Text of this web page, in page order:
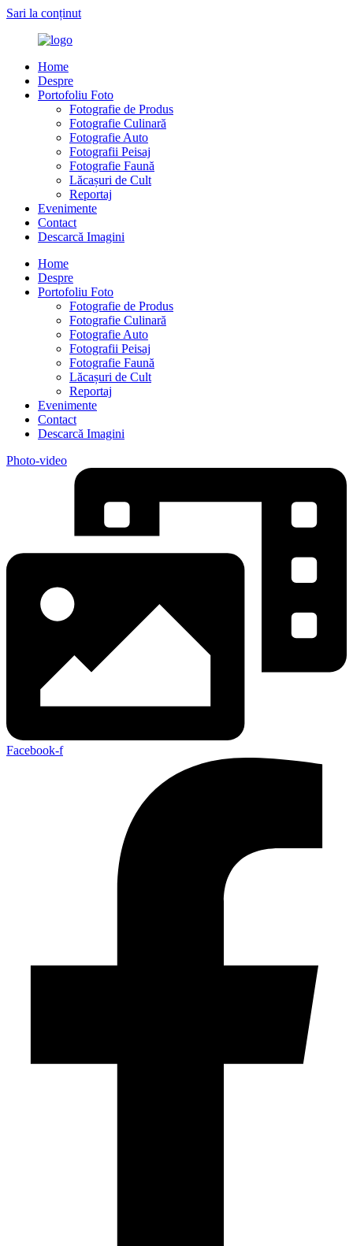
Sari la conținut
Home
Despre
Portofoliu Foto
Fotografie de Produs
Fotografie Culinară
Fotografie Auto
Fotografii Peisaj
Fotografie Faună
Lăcașuri de Cult
Reportaj
Evenimente
Contact
Descarcă Imagini
Home
Despre
Portofoliu Foto
Fotografie de Produs
Fotografie Culinară
Fotografie Auto
Fotografii Peisaj
Fotografie Faună
Lăcașuri de Cult
Reportaj
Evenimente
Contact
Descarcă Imagini
Photo-video
Facebook-f